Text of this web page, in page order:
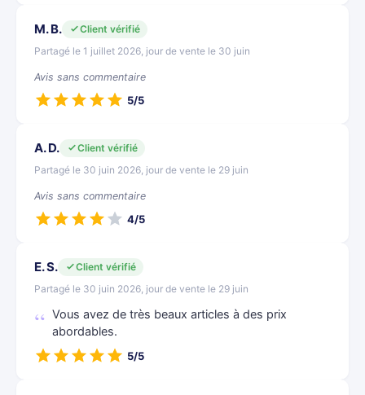
M. B.
Client vérifié
Partagé le 1 juillet 2026, jour de vente le 30 juin
Avis sans commentaire
5/5
A. D.
Client vérifié
Partagé le 30 juin 2026, jour de vente le 29 juin
Avis sans commentaire
4/5
E. S.
Client vérifié
Partagé le 30 juin 2026, jour de vente le 29 juin
Vous avez de très beaux articles à des prix
abordables.
5/5